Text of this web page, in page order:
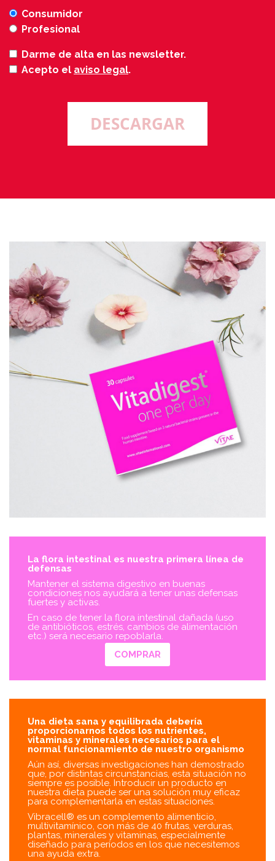
Consumidor
Profesional
Darme de alta en las newsletter.
Acepto el aviso legal.
La flora intestinal es nuestra primera línea de
defensas
Mantener el sistema digestivo en buenas
condiciones nos ayudará a tener unas defensas
fuertes y activas.
En caso de tener la flora intestinal dañada (uso
de antibióticos, estrés, cambios de alimentación
etc.) será necesario repoblarla.
COMPRAR
Una dieta sana y equilibrada debería
proporcionarnos todos los nutrientes,
vitaminas y minerales necesarios para el
normal funcionamiento de nuestro organismo
Aún así, diversas investigaciones han demostrado
que, por distintas circunstancias, esta situación no
siempre es posible. Introducir un producto en
nuestra dieta puede ser una solución muy eficaz
para complementarla en estas situaciones.
Vibracell® es un complemento alimenticio,
multivitamínico, con más de 40 frutas, verduras,
plantas, minerales y vitaminas, especialmente
diseñado para períodos en los que necesitemos
una ayuda extra.